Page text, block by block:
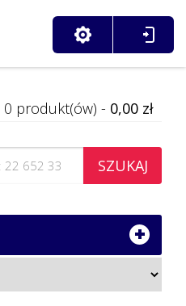
0 produkt(ów) - 0,00 zł
SZUKAJ